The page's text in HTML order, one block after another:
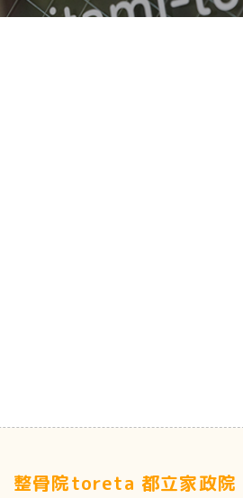
整骨院toreta 都立家政院